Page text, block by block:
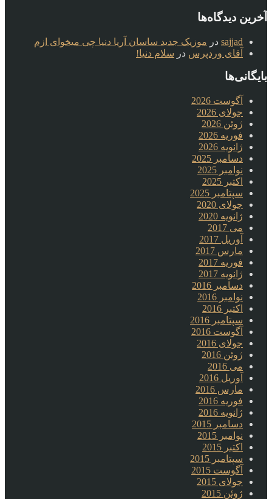
آخرین دیدگاه‌ها
sajjad در موزیک جدید ساسان آریا دنیا چی میخوای ازم
آقای وردپرس در سلام دنیا!
بایگانی‌ها
آگوست 2026
جولای 2026
ژوئن 2026
فوریه 2026
ژانویه 2026
دسامبر 2025
نوامبر 2025
اکتبر 2025
سپتامبر 2025
جولای 2020
ژانویه 2020
می 2017
آوریل 2017
مارس 2017
فوریه 2017
ژانویه 2017
دسامبر 2016
نوامبر 2016
اکتبر 2016
سپتامبر 2016
آگوست 2016
جولای 2016
ژوئن 2016
می 2016
آوریل 2016
مارس 2016
فوریه 2016
ژانویه 2016
دسامبر 2015
نوامبر 2015
اکتبر 2015
سپتامبر 2015
آگوست 2015
جولای 2015
ژوئن 2015